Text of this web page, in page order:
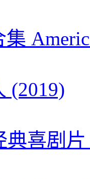
(2019)
典喜剧